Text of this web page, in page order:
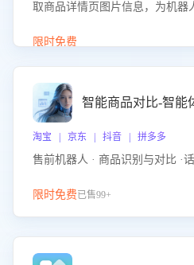
取商品详情页图片信息，为机器
限时免费
智能商品对比-智能
淘宝 | 京东 | 抖音 | 拼多多
售前机器人 · 商品识别与对比 ·
限时免费已售99+